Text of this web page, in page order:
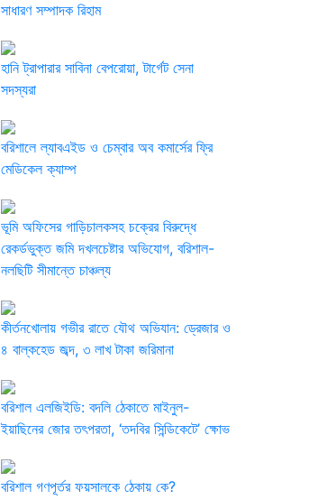
সাধারণ সম্পাদক রিহাম
হানি ট্রাপারার সাবিনা বেপরোয়া, টার্গেট সেনা
সদস্যরা
বরিশালে ল্যাবএইড ও চেম্বার অব কমার্সের ফ্রি
মেডিকেল ক্যাম্প
‎ভূমি অফিসের গাড়িচালকসহ চক্রের বিরুদ্ধে
রেকর্ডভুক্ত জমি দখলচেষ্টার অভিযোগ, বরিশাল-
নলছিটি সীমান্তে চাঞ্চল্য
কীর্তনখোলায় গভীর রাতে যৌথ অভিযান: ড্রেজার ও
৪ বাল্কহেড জব্দ, ৩ লাখ টাকা জরিমানা
বরিশাল এলজিইডি: বদলি ঠেকাতে মাইনুল-
ইয়াছিনের জোর তৎপরতা, ‘তদবির সিন্ডিকেটে’ ক্ষোভ
বরিশাল গণপূর্তর ফয়সালকে ঠেকায় কে?